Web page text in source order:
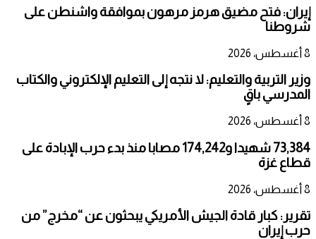
إيران: فتح مضيق هرمز مرهون بموافقة واشنطن على
شروطنا
8 أغسطس، 2026
وزير التربية والتعليم: لا نتجه إلى التعليم الإلكتروني والكتاب
المدرسي باقٍ
8 أغسطس، 2026
73,384 شهيدا و174,242 مصابا منذ بدء حرب الإبادة على
قطاع غزة
8 أغسطس، 2026
تقرير: كبار قادة الجيش الأمريكي يبحثون عن “مخرج” من
حرب إيران